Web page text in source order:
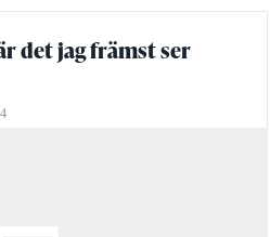
det jag främst ser